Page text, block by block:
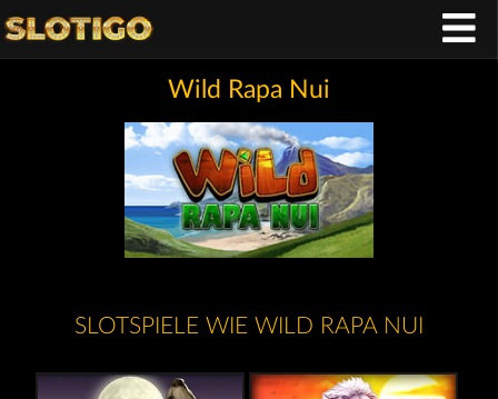
Wild Rapa Nui
SLOTSPIELE WIE WILD RAPA NUI